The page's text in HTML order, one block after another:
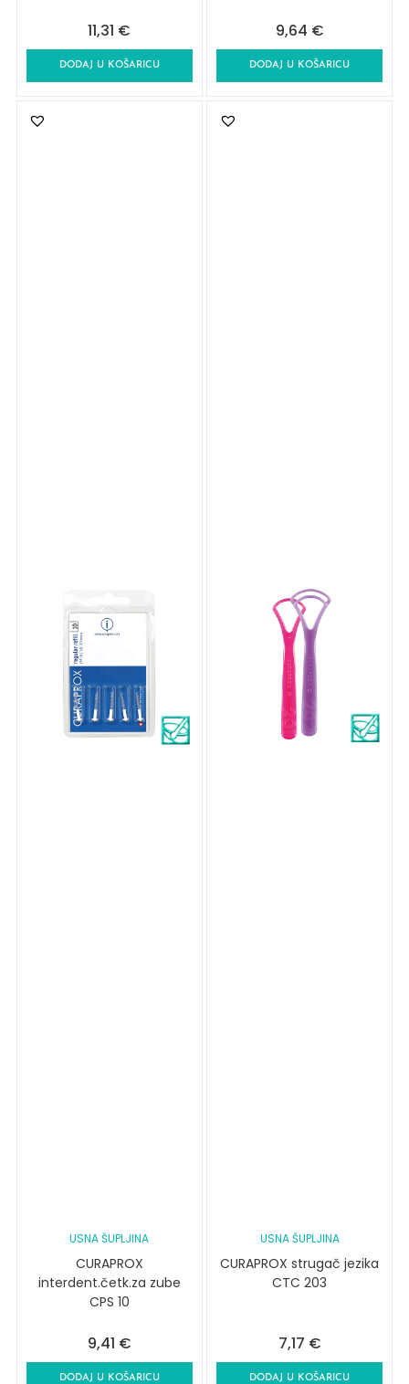
11,31 €
DODAJ U KOŠARICU
9,64 €
DODAJ U KOŠARICU
USNA ŠUPLJINA
CURAPROX
interdent.četk.za zube
CPS 10
9,41 €
DODAJ U KOŠARICU
USNA ŠUPLJINA
CURAPROX strugač jezika
CTC 203
7,17 €
DODAJ U KOŠARICU